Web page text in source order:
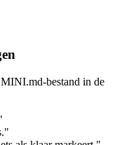
bestand in de